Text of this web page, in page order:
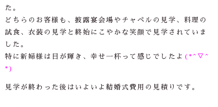
た。
どちらのお客様も、披露宴会場やチャペルの見学、料理の
試食、衣装の見学と終始にこやかな笑顔で見学されていま
した。
特に新婦様は目が輝き、幸せ一杯って感じでしたよ (*^▽^
*)
見学が終わった後はいよいよ結婚式費用の見積りです。